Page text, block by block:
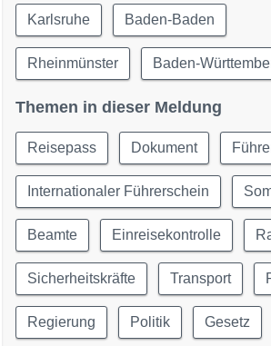
Karlsruhe Baden-Baden
Rheinmünster Baden-
Themen in dieser Meldung
Reisepass Dokument
Internationaler Führerschein
Beamte Einreisekontrolle
Sicherheitskräfte Transport
Regierung Politik Gesetz